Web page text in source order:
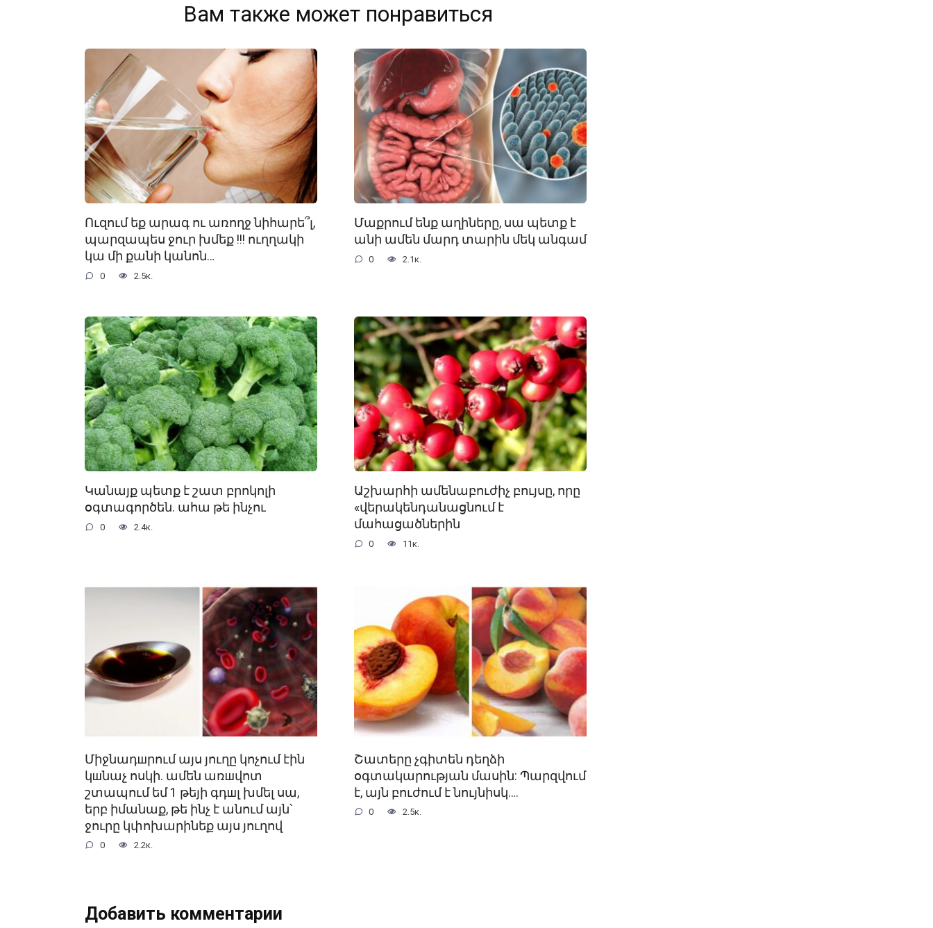
Вам также может понравиться
Ուզում եք արագ ու առողջ նիհարե՞լ,
պարզապես ջուր խմեք !!! ուղղակի
կա մի քանի կանոն…
0 2.5к.
Մաքրում ենք աղիները, սա պետք է
անի ամեն մարդ տարին մեկ անգամ
0 2.1к.
Կանայք պետք է շատ բրոկոլի
օգտագործեն. ահա թե ինչու
0 2.4к.
Աշխարհի ամենաբուժիչ բույսը, որը
«վերակենդանացնում է
մահացածներին
0 11к.
Միջնադшրում այս յուղը կոչում էին
կшնաչ ոսկի. ամեն առшվոտ
շտապում եմ 1 թեյի գդшլ խմել սա,
երբ իմանաք, թե ինչ է անում այն՝
ջուրը կփոխարինեք այս յուղով
0 2.2к.
Շատերը չգիտեն դեղձի
օգտակարության մասին: Պարզվում
է, այն բուժում է նույնիսկ….
0 2.5к.
Добавить комментарии